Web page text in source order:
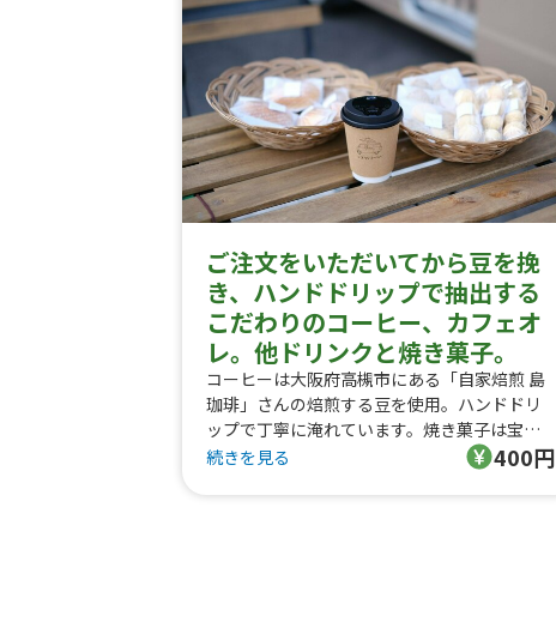
ご注文をいただいてから豆を挽
き、ハンドドリップで抽出する
こだわりのコーヒー、カフェオ
レ。他ドリンクと焼き菓子。
コーヒーは大阪府高槻市にある「自家焙煎 島
珈琲」さんの焙煎する豆を使用。ハンドドリ
ップで丁寧に淹れています。焼き菓子は宝塚
北部に工房を持つこだわりの材料と無添加で
続きを見る 400円